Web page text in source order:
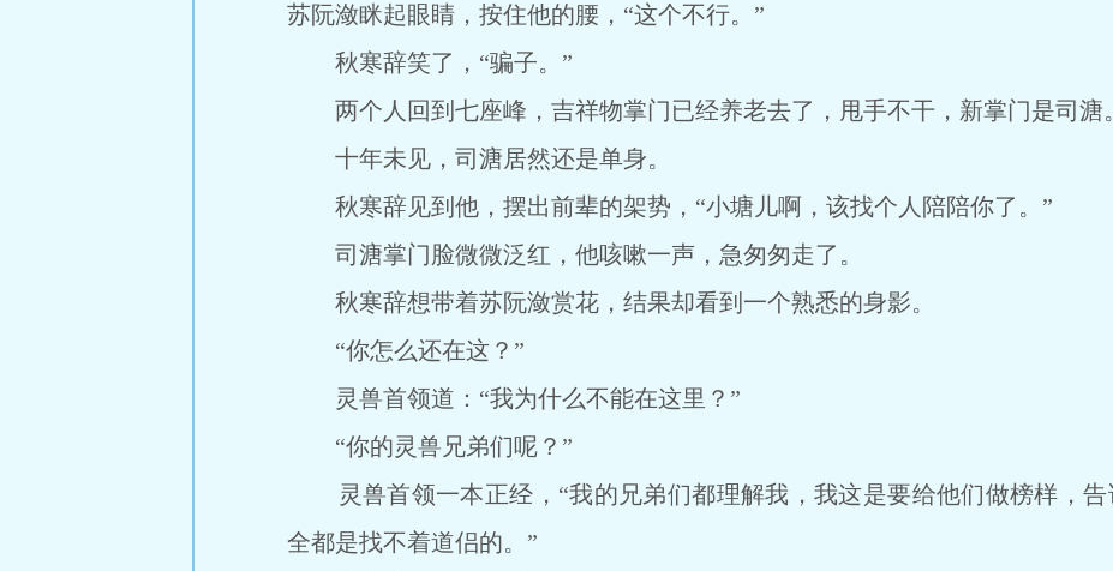
苏阮潋眯起眼睛，按住他的腰，“这个不行。”
秋寒辞笑了，“骗子。”
两个人回到七座峰，吉祥物掌门已经养老去了，甩手不干，新掌门是司溏。
十年未见，司溏居然还是单身。
秋寒辞见到他，摆出前辈的架势，“小塘儿啊，该找个人陪陪你了。”
司溏掌门脸微微泛红，他咳嗽一声，急匆匆走了。
秋寒辞想带着苏阮潋赏花，结果却看到一个熟悉的身影。
“你怎么还在这？”
灵兽首领道：“我为什么不能在这里？”
“你的灵兽兄弟们呢？”
灵兽首领一本正经，“我的兄弟们都理解我，我这是要给他们做榜样，告
全都是找不着道侣的。”